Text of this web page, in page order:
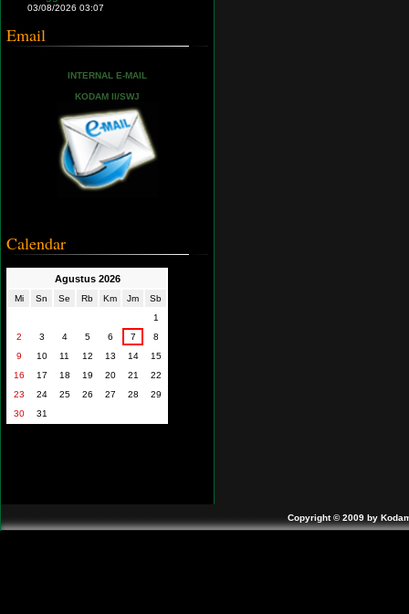
03/08/2026 03:07
Email
INTERNAL E-MAIL
KODAM II/SWJ
Calendar
Agustus 2026
Mi Sn Se Rb Km Jm
Sb
1
2
3 4 5 6 7
8
9
10 11 12 13 14
15
16
17 18 19 20 21
22
23
24 25 26 27 28
29
30
31
Copyright © 2009 by